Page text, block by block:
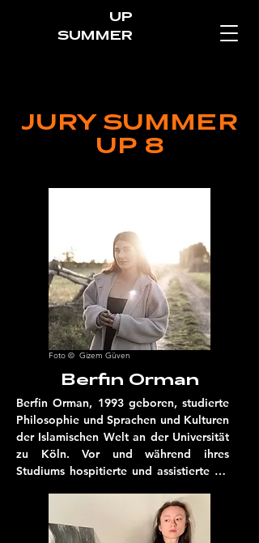
UP
SUMMER
JURY SUMMER
UP 8
Foto © Gizem Güven
Berfin Orman
Berfin Orman, 1993 geboren, studierte
Philosophie und Sprachen und Kulturen
der Islamischen Welt an der Universität
zu Köln. Vor und während ihres
Studiums hospitierte und assistierte sie
ersten eigenen Theaterprojekte schaffte
sie während ihres Studiums in Köln.